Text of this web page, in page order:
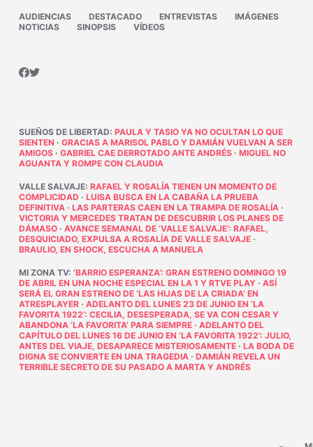
AUDIENCIAS DESTACADO ENTREVISTAS
IMÁGENES
NOTICIAS
SINOPSIS VÍDEOS
SUEÑOS DE LIBERTAD: PAULA Y TASIO YA NO OCULTAN LO QUE
SIENTEN · GRACIAS A MARISOL PABLO Y DAMIÁN VUELVAN A SER
AMIGOS· GABRIEL CAE DERROTADO ANTE ANDRÉS· MIGUEL NO
AGUANTA Y ROMPE CON CLAUDIA
VALLE SALVAJE: RAFAEL Y ROSALÍA TIENEN UN MOMENTO DE
COMPLICIDAD · LUISA BUSCA EN LA CABAÑA LA PRUEBA
DEFINITIVA· LAS PARTERAS CAEN EN LA TRAMPA DE ROSALÍA·
VICTORIA Y MERCEDES TRATAN DE DESCUBRIR LOS PLANES DE
DÁMASO· AVANCE SEMANAL DE ‘VALLE SALVAJE’: RAFAEL,
DESQUICIADO, EXPULSA A ROSALÍA DE VALLE SALVAJE·
BRAULIO, EN SHOCK, ESCUCHA A MANUELA
MI ZONA TV: ‘BARRIO ESPERANZA’: GRAN ESTRENO DOMINGO 19
DE ABRIL EN UNA NOCHE ESPECIAL EN LA 1 Y RTVE PLAY· ASÍ
SERÁ EL GRAN ESTRENO DE ‘LAS HIJAS DE LA CRIADA’ EN
ATRESPLAYER· ADELANTO DEL LUNES 23 DE JUNIO EN ‘LA
FAVORITA 1922’: CECILIA, DESESPERADA, SE VA CON CESAR Y
ABANDONA ‘LA FAVORITA’ PARA SIEMPRE· ADELANTO DEL
CAPÍTULO DEL LUNES 16 DE JUNIO EN ‘LA FAVORITA 1922’: JULIO,
ANTES DEL VIAJE, DESAPARECE MISTERIOSAMENTE· LA BODA DE
DIGNA SE CONVIERTE EN UNA TRAGEDIA· DAMIÁN REVELA UN
TERRIBLE SECRETO DE SU PASADO A MARTA Y ANDRÉS